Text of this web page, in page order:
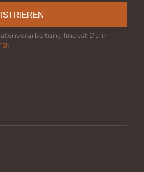
findest Du in
.